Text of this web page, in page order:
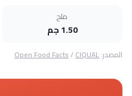
ملح
1.50 جم
المصدر: Open Food Facts/CIQUAL